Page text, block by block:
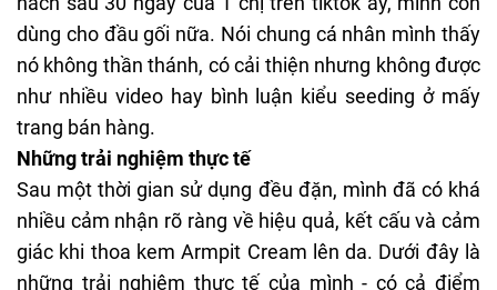
dùng cho đầu gối nữa. Nói chung cá nhân mình thấy
nó không thần thánh, có cải thiện nhưng không được
như nhiều video hay bình luận kiểu seeding ở mấy
trang bán hàng.
Những trải nghiệm thực tế
Sau một thời gian sử dụng đều đặn, mình đã có khá
nhiều cảm nhận rõ ràng về hiệu quả, kết cấu và cảm
giác khi thoa kem Armpit Cream lên da. Dưới đây là
những trải nghiệm thực tế của mình - có cả điểm